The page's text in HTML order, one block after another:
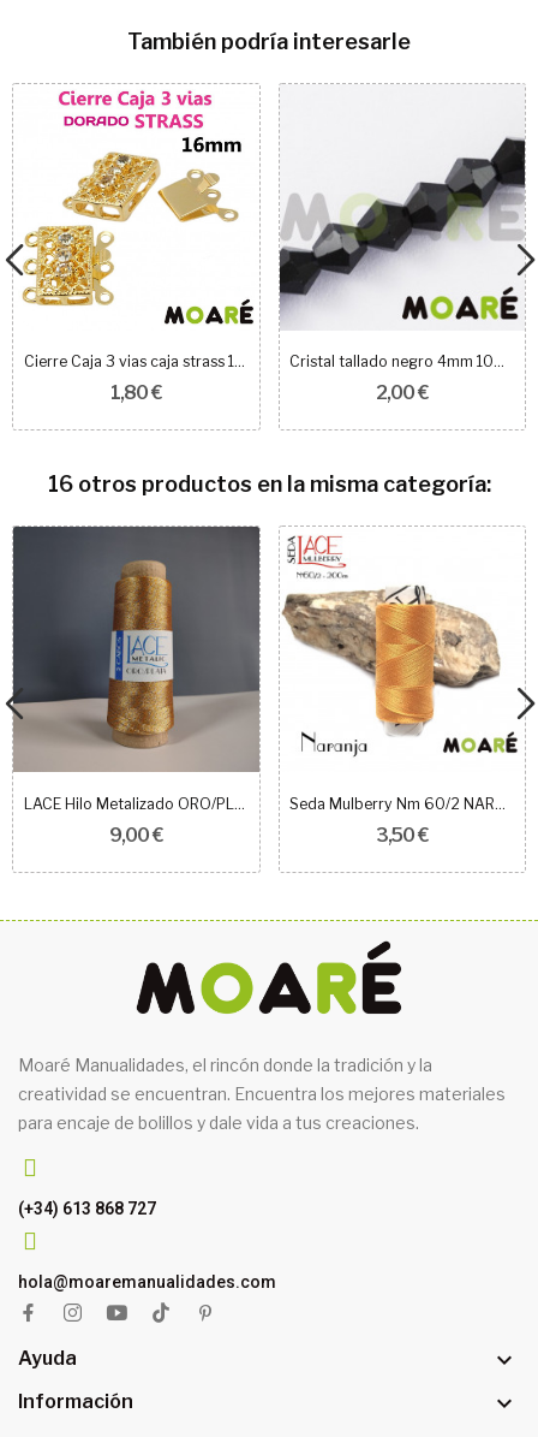
También podría interesarle
Cierre Caja 3 vias caja strass 16mm oro
1,80 €
Cristal tallado negro 4mm 100 unidades
2,00 €
16 otros productos en la misma categoría:
LACE Hilo Metalizado ORO/PLATA 2 CABOS 500M
9,00 €
Seda Mulberry Nm 60/2 NARANJA 200m
3,50 €
Moaré Manualidades, el rincón donde la tradición y la
creatividad se encuentran. Encuentra los mejores materiales
para encaje de bolillos y dale vida a tus creaciones.
(+34) 613 868 727
hola@moaremanualidades.com
Ayuda 
Información 